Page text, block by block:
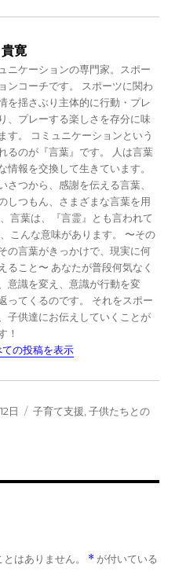
寛
ニケーションの専門家。スポー
ンコーチです。 スポーツに関わ
を揺さぶり主体的に行動・プレ
、プレーする楽しさを存分に味
す。 コミュニケーションという
るのが『言葉』です。 人は言葉
情報を交換して生きています。
さつから、感謝を伝える言葉、
しつもん、さまざまな言葉を用
言葉は、『言霊』とも言われて
こんな意味があります。 〜その
の言葉がきっかけで、現実に何
ること〜 あなたが普段何気なく
意識を変え、意識が行動を変
ってくるのです。 それをスポー
子供達にお伝えしていくことが
！
の投稿を表示
日
カ
子育て支援 ,子供たちとの
はありません。 * が付いている